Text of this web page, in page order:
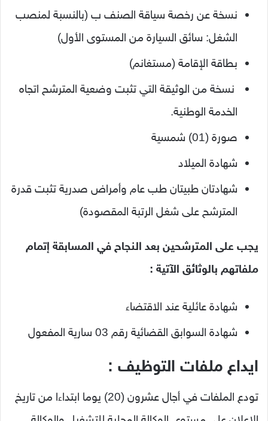
نسخة عن رخصة سياقة الصنف ب (بالنسبة لمنصب
الشغل: سائق السيارة من المستوى الأول)
بطاقة الإقامة (مستغانم)
نسخة من الوثيقة التي تثبت وضعية المترشح اتجاه
الخدمة الوطنية.
صورة (01) شمسية
شهادة الميلاد
شهادتان طبيتان طب عام وأمراض صدرية تثبت قدرة
المترشح على شغل الرتبة المقصودة)
يجب على المترشحين بعد النجاح في المسابقة إتمام
ملفاتهم بالوثائق الآتية :
شهادة عائلية عند الاقتضاء
شهادة السوابق القضائية رقم 03 سارية المفعول
ايداع ملفات التوظيف :
تودع الملفات في أجال عشرون (20) يوما ابتداءا من تاريخ